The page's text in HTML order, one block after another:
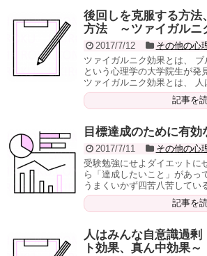
後回しを克服する方法
方法 ～ツァイガルニ
2017/7/12
その他の心
ツァイガルニク効果とは、
という心理学の大学院生が発
ツァイガルニク効果とは、 人
記事を
目標達成のために有効
2017/7/11
その他の心
受験勉強にせよダイエットに
ら「達成したいこと」があっ
うまくいかず四苦八苦してい
記事を
人はみんな自意識過
ト効果、真ん中効果～